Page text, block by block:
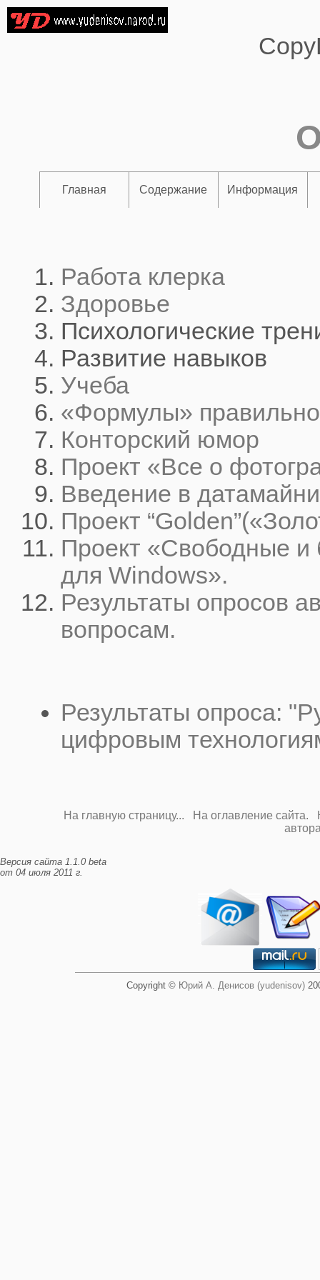
Главная Содержание Информация
Работа клерка
Здоровье
Психологические
Развитие навыков
Учеба
«Формулы»
Конторский юмор
Проект «Все о
Введение в
Проект
Проект «Свободные и
для Windows».
Результаты опросов
вопросам.
Результаты опроса:
цифровым
На главную страницу... На оглавление сайта.
Версия сайта 1.1.0 beta
от 04 июля 2011 г.
Copyright © Юрий А. Денисов (yudenisov)